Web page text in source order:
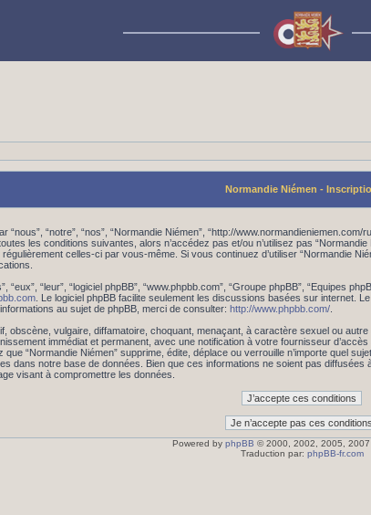
Normandie Niémen -
“nous”, “notre”, “nos”, “Normandie Niémen”, “http://
les conditions suivantes, alors n’accédez pas et/ou n’utilisez pas
celles-ci par vous-même. Si vous continuez d’utiliser “Normandie
“eux”, “leur”, “logiciel phpBB”, “www.phpbb.com”, “Groupe phpBB”, “Equipes
. Le logiciel phpBB facilite seulement les discussions basées sur internet.
au sujet de phpBB, merci de consulter: http://www.phpbb.com/.
obscène, vulgaire, diffamatoire, choquant, menaçant, à caractère sexuel ou
immédiat et permanent, avec une notification à votre fournisseur
“Normandie Niémen” supprime, édite, déplace ou verrouille n’importe quel
dans notre base de données. Bien que ces informations ne soient pas
visant à compromettre les données.
Powered by phpBB © 2000, 2002, 2005,
Traduction par: phpBB-fr.com